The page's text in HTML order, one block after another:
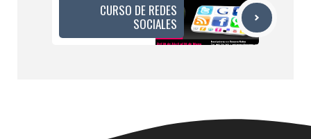
CURSO DE REDES
SOCIALES